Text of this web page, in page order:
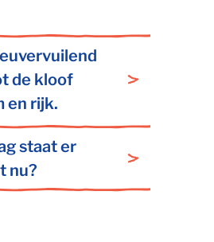
de kloof
en rijk.
staat er
nu?